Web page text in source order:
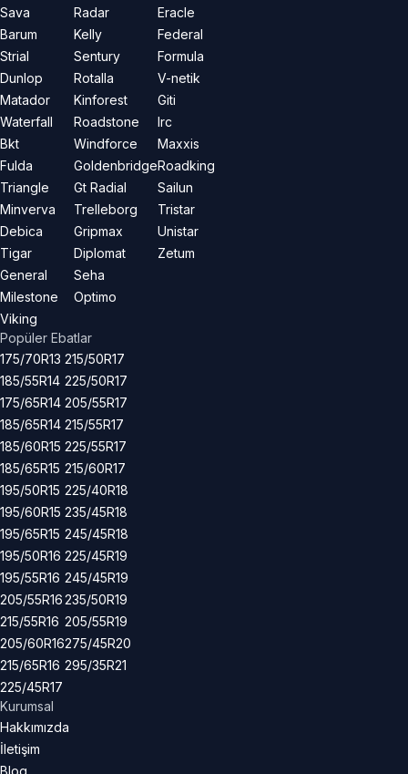
Sava
Barum
Strial
Dunlop
Matador
Waterfall
Bkt
Fulda
Triangle
Minverva
Debica
Tigar
General
Milestone
Viking
Radar
Kelly
Sentury
Rotalla
Kinforest
Roadstone
Windforce
Goldenbridge
Gt Radial
Trelleborg
Gripmax
Diplomat
Seha
Optimo
Eracle
Federal
Formula
V-netik
Giti
Irc
Maxxis
Roadking
Sailun
Tristar
Unistar
Zetum
Popüler Ebatlar
175/70R13
185/55R14
175/65R14
185/65R14
185/60R15
185/65R15
195/50R15
195/60R15
195/65R15
195/50R16
195/55R16
205/55R16
215/55R16
205/60R16
215/65R16
225/45R17
215/50R17
225/50R17
205/55R17
215/55R17
225/55R17
215/60R17
225/40R18
235/45R18
245/45R18
225/45R19
245/45R19
235/50R19
205/55R19
275/45R20
295/35R21
Kurumsal
Hakkımızda
İletişim
Blog